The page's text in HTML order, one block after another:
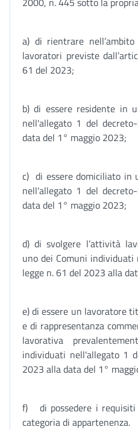
a) di rientrare
lavoratori previste
61 del 2023;
b) di essere residente in
nell'allegato 1 del
data del 1° maggio 2023;
c) di essere domiciliato in
nell'allegato 1 del
data del 1° maggio 2023;
d) di svolgere l’attività
uno dei Comuni
legge n. 61 del 2023 alla
e) di essere un lavoratore
e di rappresentanza
lavorativa
individuati nell'allegato 1
2023 alla data del 1°
f) di possedere i requisiti
categoria di appartenenza.